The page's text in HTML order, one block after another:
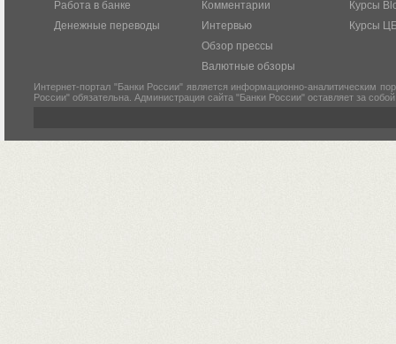
Работа в банке
Денежные переводы
Комментарии
Интервью
Обзор прессы
Валютные обзоры
Курсы
Курсы
Интернет-портал "Банки России" является информационно-аналитическим
России" обязательна. Администрация сайта "Банки России" оставляет за